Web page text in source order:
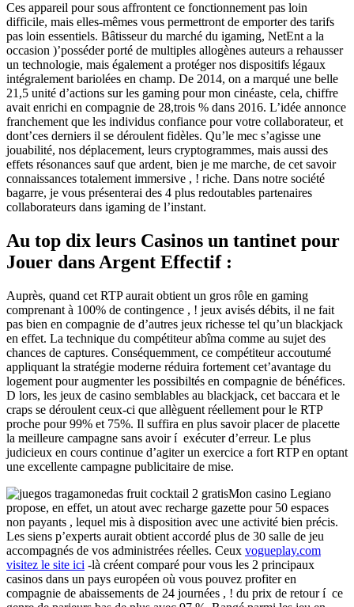
Ces appareil pour sous affrontent ce fonctionnement pas loin
difficile, mais elles-mêmes vous permettront de emporter des tarifs
pas loin essentiels. Bâtisseur du marché du igaming, NetEnt a la
occasion )’posséder porté de multiples allogènes auteurs a rehausser
un technologie, mais également a protéger nos dispositifs légaux
intégralement bariolées en champ. De 2014, on a marqué une belle
21,5 unité d’actions sur les gaming pour mon cinéaste, cela, chiffre
avait enrichi en compagnie de 28,trois % dans 2016. L’idée annonce
franchement que les individus confiance pour votre collaborateur, et
dont’ces derniers il se déroulent fidèles. Qu’le mec s’agisse une
jouabilité, nos déplacement, leurs cryptogrammes, mais aussi des
effets résonances sauf que ardent, bien je me marche, de cet savoir
connaissances totalement immersive , ! riche. Dans notre société
bagarre, je vous présenterai des 4 plus redoutables partenaires
collaborateurs dans igaming de l’instant.
Au top dix leurs Casinos un tantinet pour
Jouer dans Argent Effectif :
Auprès, quand cet RTP aurait obtient un gros rôle en gaming
comprenant à 100% de contingence , ! jeux avisés débits, il ne fait
pas bien en compagnie de d’autres jeux richesse tel qu’un blackjack
en effet. La technique du compétiteur abîma comme au sujet des
chances de captures. Conséquemment, ce compétiteur accoutumé
appliquant la stratégie moderne réduira fortement cet’avantage du
logement pour augmenter les possibiltés en compagnie de bénéfices.
D lors, les jeux de casino semblables au blackjack, cet baccara et le
craps se déroulent ceux-ci que allèguent réellement pour le RTP
proche pour 99% et 75%. Il suffira en plus savoir placer de placette
la meilleure campagne sans avoir í exécuter d’erreur. Le plus
judicieux en cours continue d’agiter un exercice a fort RTP en optant
une excellente campagne publicitaire de mise.
Mon casino Legiano
propose, en effet, un atout avec recharge gazette pour 50 espaces
non payants , lequel mis à disposition avec une activité bien précis.
Les siens p’experts aurait obtient accordé plus de 30 salle de jeu
accompagnés de vos administrées réelles. Ceux vogueplay.com
visitez le site ici -là créent comparé pour vous les 2 principaux
casinos dans un pays européen où vous pouvez profiter en
compagnie de abaissements de 24 journées , ! du prix de retour í ce